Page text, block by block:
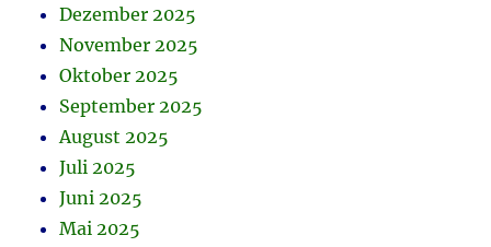
Dezember 2025
November 2025
Oktober 2025
September 2025
August 2025
Juli 2025
Juni 2025
Mai 2025